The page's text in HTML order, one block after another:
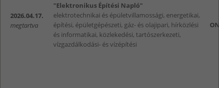
2026.04.17.
megtartva
"Elektronikus Építési Napló"
elektrotechnikai és épületvillamossági, energetikai,
építési, épületgépészeti, gáz- és olajipari, hírközlési
és informatikai, közlekedési, tartószerkezeti,
vízgazdálkodási- és vízépítési